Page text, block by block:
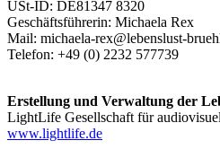
USt-ID: DE81347 8320
Geschäftsführerin: Michaela Rex
Mail: michaela-rex@lebenslust-
Telefon: +49 (0) 2232 577739
Erstellung und Verwaltung der
LightLife Gesellschaft für
www.lightlife.de